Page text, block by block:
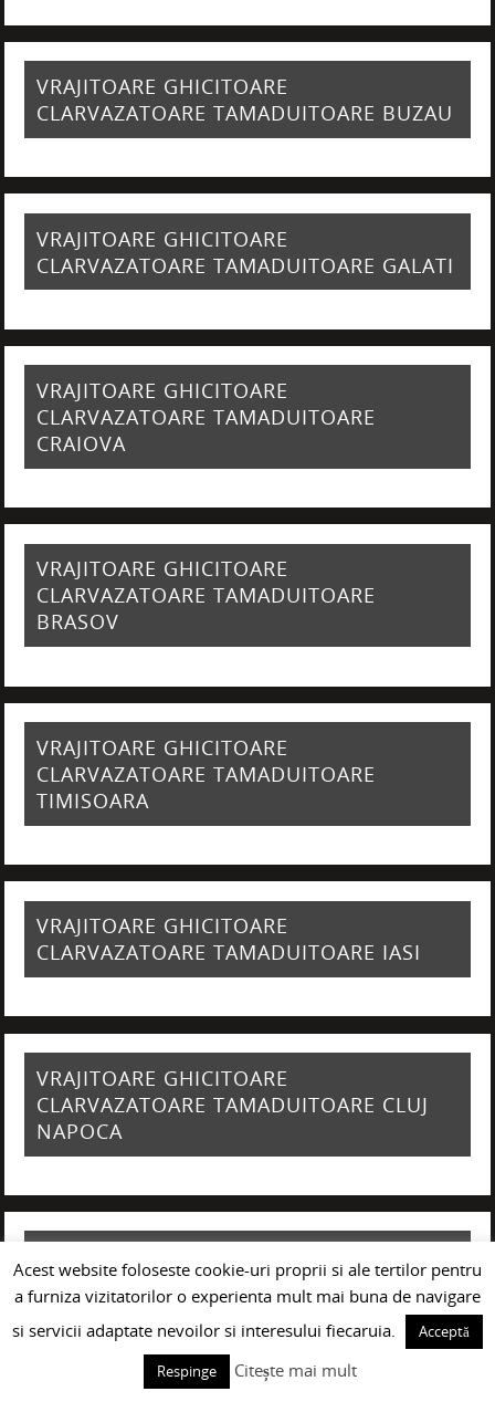
VRAJITOARE GHICITOARE
CLARVAZATOARE TAMADUITOARE BUZAU
VRAJITOARE GHICITOARE
CLARVAZATOARE TAMADUITOARE GALATI
VRAJITOARE GHICITOARE
CLARVAZATOARE TAMADUITOARE
CRAIOVA
VRAJITOARE GHICITOARE
CLARVAZATOARE TAMADUITOARE
BRASOV
VRAJITOARE GHICITOARE
CLARVAZATOARE TAMADUITOARE
TIMISOARA
VRAJITOARE GHICITOARE
CLARVAZATOARE TAMADUITOARE IASI
VRAJITOARE GHICITOARE
CLARVAZATOARE TAMADUITOARE CLUJ
NAPOCA
VRAJITOARE GHICITOARE
CLARVAZATOARE TAMADUITOARE
GIURGIU
Acest website foloseste cookie-uri proprii si ale tertilor pentru
a furniza vizitatorilor o experienta mult mai buna de navigare
si servicii adaptate nevoilor si interesului fiecaruia.
Acceptă
Respinge
Citește mai mult